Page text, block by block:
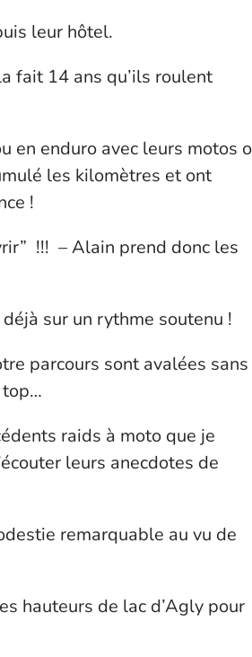
leur hôtel.
fait 14 ans qu’ils roulent
en enduro avec leurs motos
les kilomètres et ont
!
!!! – Alain prend donc les
sur un rythme soutenu !
parcours sont avalées sans
top…
raids à moto que je
leurs anecdotes de
remarquable au vu de
hauteurs de lac d’Agly pour